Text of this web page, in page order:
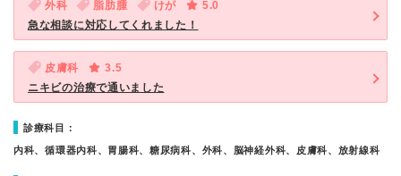
外科 脂肪腫 けが
5.0
急な相談に対応してくれました！
皮膚科
3.5
ニキビの治療で通いました
診療科目：
内科、循環器内科、胃腸科、糖尿病科、外科、脳神経外科、皮膚科、放射線科